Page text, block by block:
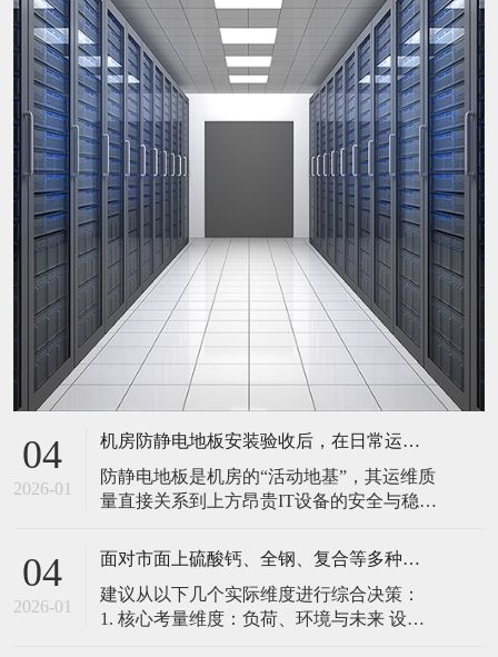
04
2026-01
机房防静电地板安装验收后，在日常运维中常常被忽视。请问，一套规范的、可操作的维护规程应包含哪些内容？有哪些“小问题”若不及时处理，会演变成“大故障”？
防静电地板是机房的“活动地基”，其运维质
量直接关系到上方昂贵IT设备的安全与稳
修，是保障其长期可靠的关键。 1. 建立分
由值班工程师执行）： 观： 巡检时观察地
面有无明显的水渍、油污或其它液体泼
04
2026-01
面对市面上硫酸钙、全钢、复合等多种类型的机房防静电地板，我们该如何科学选型？除了预算，更应该从哪些实际维度进行考量，以避免“过度配置”或“配置不足”？
建议从以下几个实际维度进行综合决策：
1. 核心考量维度：负荷、环境与未来 设备